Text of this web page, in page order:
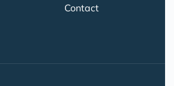
Contact